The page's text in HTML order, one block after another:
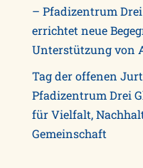
– Pfadizentrum
errichtet neue
Unterstützung von
Tag der offenen
Pfadizentrum Drei
für Vielfalt,
Gemeinschaft